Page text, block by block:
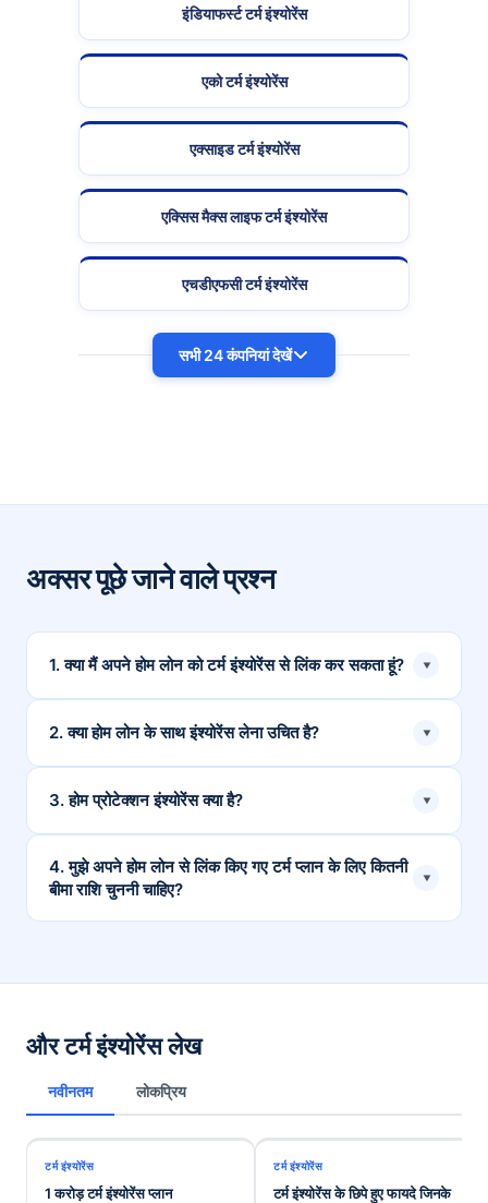
इंडियाफर्स्ट टर्म इंश्योरेंस
एको टर्म इंश्योरेंस
एक्साइड टर्म इंश्योरेंस
एक्सिस मैक्स लाइफ टर्म इंश्योरेंस
एचडीएफसी टर्म इंश्योरेंस
सभी 24 कंपनियां देखें
अक्सर पूछे जाने वाले प्रश्न
1. क्या मैं अपने होम लोन को टर्म इंश्योरेंस से लिंक कर सकता हूं? ▾
हां, आप अपने टर्म इंश्योरेंस प्लान को होम लोन से लिंक कर सकते हैं।
2. क्या होम लोन के साथ इंश्योरेंस लेना उचित है? ▾
होम लोन के साथ टर्म इंश्योरेंस प्लान खरीदना उचित है क्योंकि इससे
3. होम प्रोटेक्शन इंश्योरेंस क्या है? ▾
होम लोन आपके घर को होने वाले फाइनेंशियल नुकसान या नुकसान से
बचाता है, और अगर आपका परिवार ईएमआई का भुगतान करने में सक्षम
नहीं है, तो यह बैंक को आपके घर को बेचने से रोकता है।
4. मुझे अपने होम लोन से लिंक किए गए टर्म प्लान के लिए कितनी
बीमा राशि चुननी चाहिए?
▾
10 से 12 गुना होनी चाहिए।
और टर्म इंश्योरेंस लेख
नवीनतम लोकप्रिय
टर्म इंश्योरेंस
1 करोड़ टर्म इंश्योरेंस प्लान
टर्म इंश्योरेंस
टर्म इंश्योरेंस के छिपे हुए फायदे जिनके